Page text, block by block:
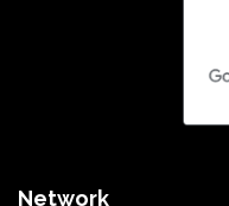
Network